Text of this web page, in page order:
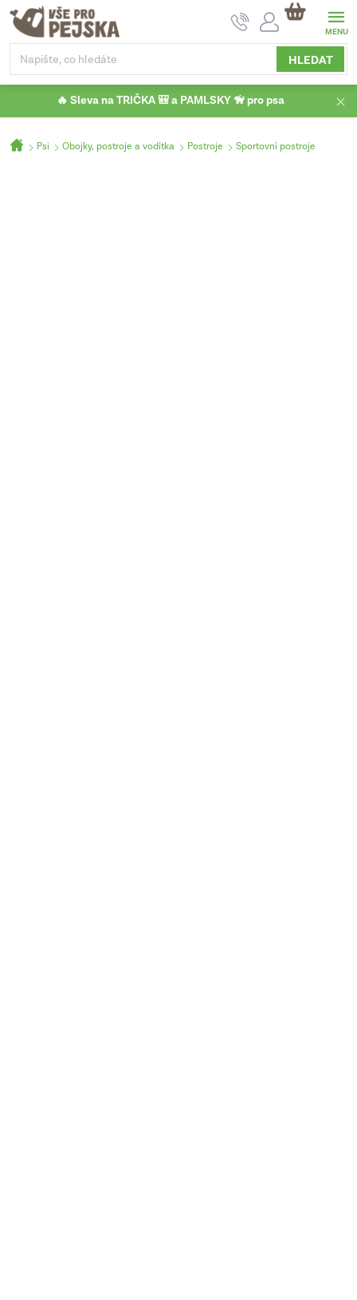
Přejít
obsah
HLEDAT
NÁKUPNÍ
KOŠÍK
🔥 Sleva na TRIČKA 🎒 a PAMLSKY 🦮 pro psa
Domů
Psi Obojky, postroje a vodítka Postroje Sportovní postroje